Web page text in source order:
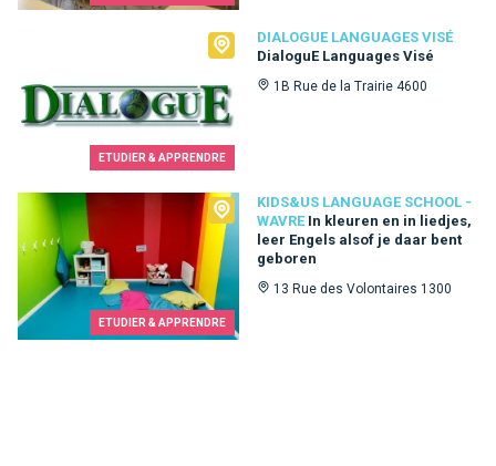
ETUDIER & APPRENDRE
DIALOGUE LANGUAGES VISÉ
DialoguE Languages Visé
1B Rue de la Trairie 4600
Dialogue Languages Visé
ETUDIER & APPRENDRE
KIDS&US LANGUAGE SCHOOL -
WAVRE In kleuren en in liedjes,
leer Engels alsof je daar bent
geboren
13 Rue des Volontaires 1300
Kids&Us language school - Wavre